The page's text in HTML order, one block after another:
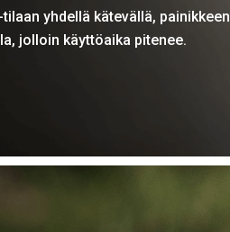
tilaan yhdellä kätevällä, painikkeen
jolloin käyttöaika pitenee.